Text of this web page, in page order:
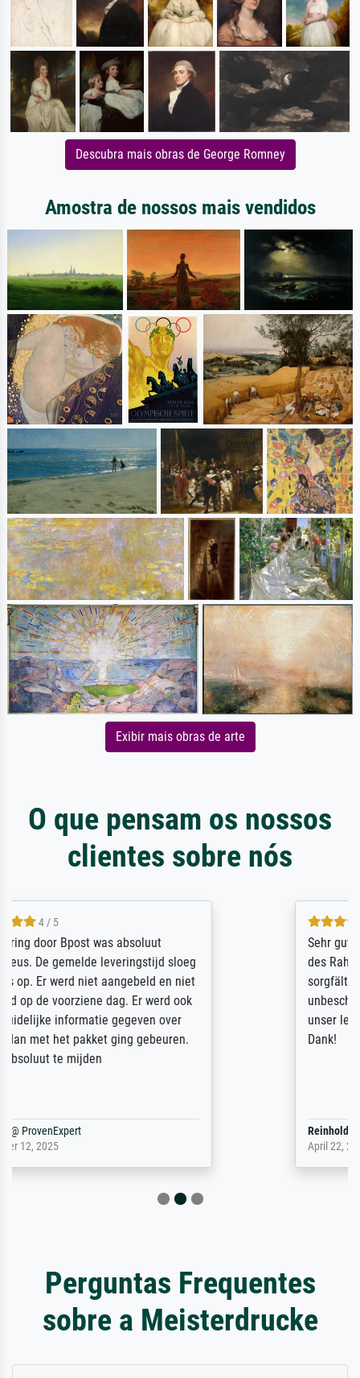
Descubra mais obras de George Romney
Amostra de nossos mais vendidos
Exibir mais obras de arte
O que pensam os nossos
clientes sobre nós
Sehr gute Qualität des Leinwanddrucks und
des Rahmens! Unser Bild wurde sehr
sorgfältig und sicher verpackt, so dass es
unbeschadet bei uns ankam. Es wird nicht
unser letzter Meisterdruck sein. Vielen
Dank!
Reinhold,
Perguntas Frequentes
sobre a Meisterdrucke